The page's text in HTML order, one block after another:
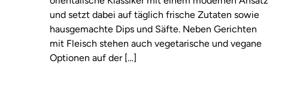
und setzt dabei auf täglich frische Zutaten sowie
hausgemachte Dips und Säfte. Neben Gerichten
mit Fleisch stehen auch vegetarische und vegane
Optionen auf der […]